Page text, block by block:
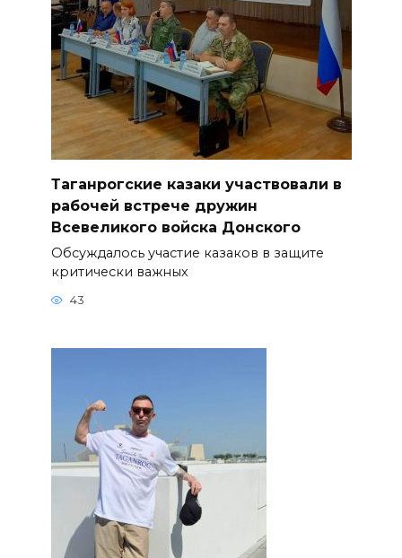
Таганрогские казаки участвовали в
рабочей встрече дружин
Всевеликого войска Донского
Обсуждалось участие казаков в защите
критически важных
43